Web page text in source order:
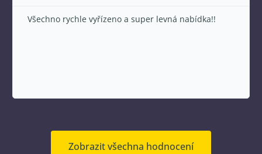
Všechno rychle vyřízeno a super levná nabídka!!
Zobrazit všechna hodnocení